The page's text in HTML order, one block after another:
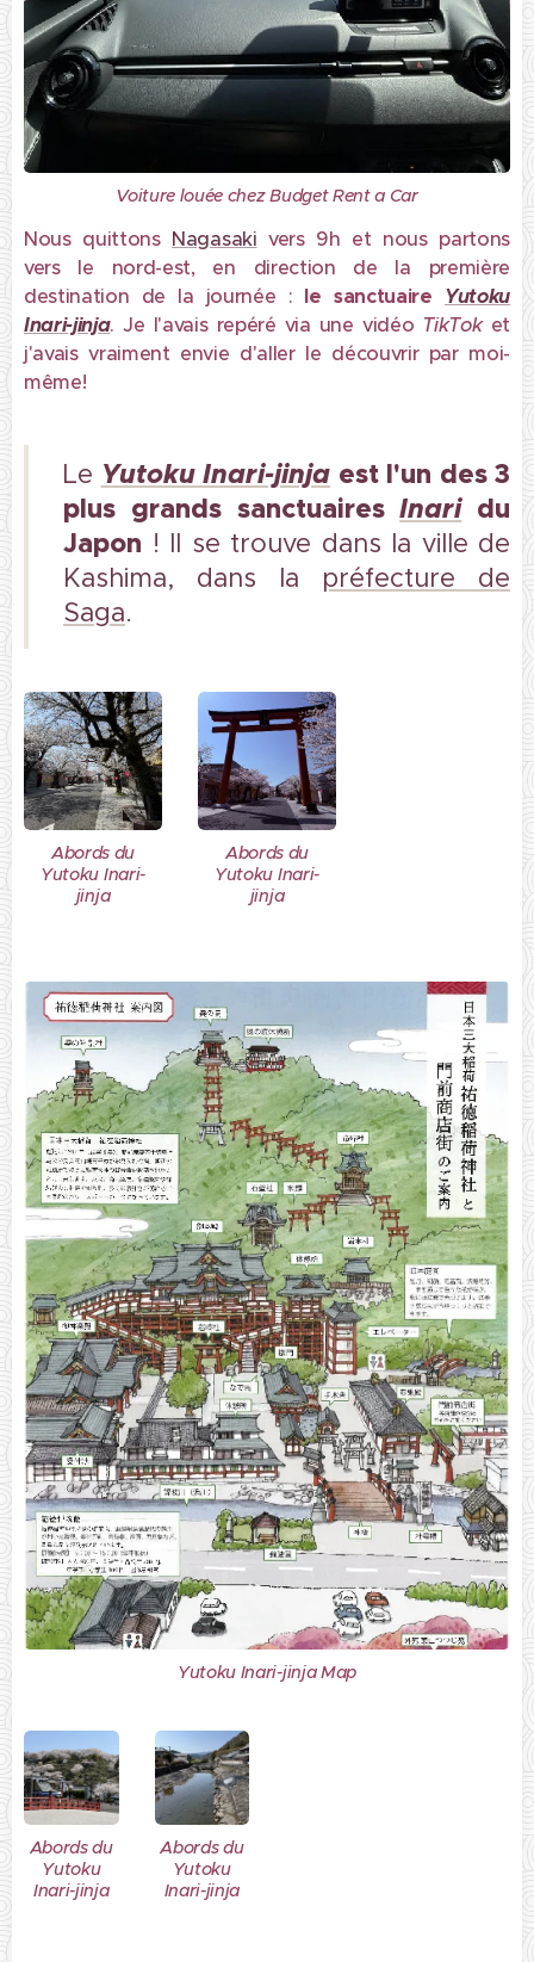
Voiture louée chez Budget Rent a Car
Nous quittons Nagasaki vers 9h et nous partons
vers le nord-est, en direction de la première
destination de la journée : le sanctuaire Yutoku
Inari-jinja. Je l'avais repéré via une vidéo TikToket
j'avais vraiment envie d'aller le découvrir par moi-
même!
Le Yutoku Inari-jinja est l'un des 3
plus grands sanctuairesInaridu
Japon ! Il se trouve dans la ville de
Kashima, dans la préfecture de
Saga.
Abords du
Yutoku Inari-
jinja
Abords du
Yutoku Inari-
jinja
Yutoku Inari-jinja Map
Abords du
Yutoku
Inari-jinja
Abords du
Yutoku
Inari-jinja